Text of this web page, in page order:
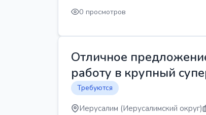
0 просмотров
Отличное
работу в крупный
Требуются
Иерусалим (Иерусалимский округ)